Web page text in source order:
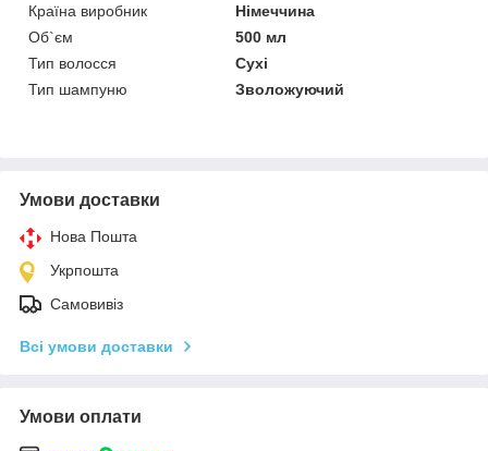
Країна виробник
Німеччина
Об`єм
500 мл
Тип волосся
Сухі
Тип шампуню
Зволожуючий
Умови доставки
Нова Пошта
Укрпошта
Самовивіз
Всі умови доставки
Умови оплати